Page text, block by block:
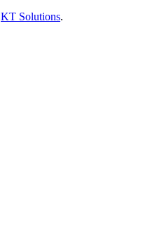
KT Solutions.